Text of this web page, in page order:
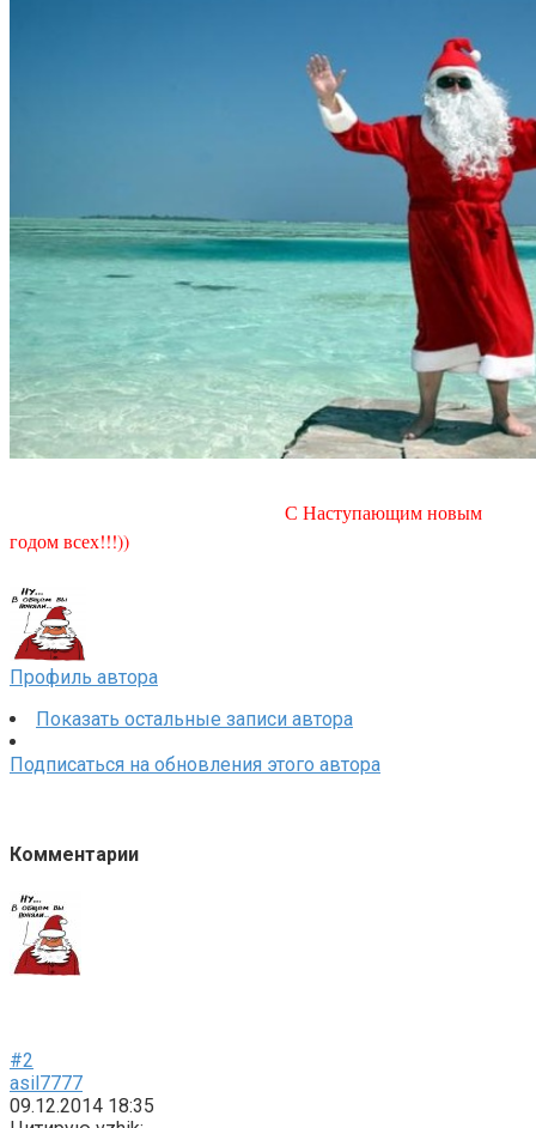
С Наступающим новым
годом всех!!!))
Профиль автора
Показать остальные записи автора
Подписаться на обновления этого автора
Комментарии
#2
asil7777
09.12.2014 18:35